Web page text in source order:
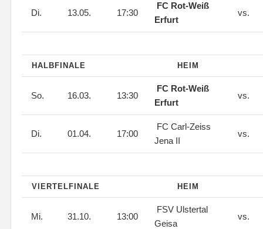
Di. 13.05. 17:30
FC Rot-Weiß
Erfurt
vs.
HALBFINALE HEIM
So. 16.03. 13:30
FC Rot-Weiß
Erfurt
vs.
Di. 01.04. 17:00
FC Carl-Zeiss
Jena II
vs.
VIERTELFINALE HEIM
Mi. 31.10. 13:00
FSV Ulstertal
Geisa
vs.